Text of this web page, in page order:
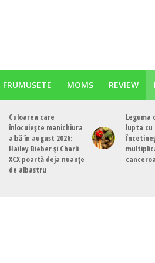
FRUMUSETE MOMS REVIEW
Culoarea care
înlocuiește manichiura
albă în august 2026:
Hailey Bieber și Charli
XCX poartă deja nuanțe
de albastru
Leguma
lupta cu